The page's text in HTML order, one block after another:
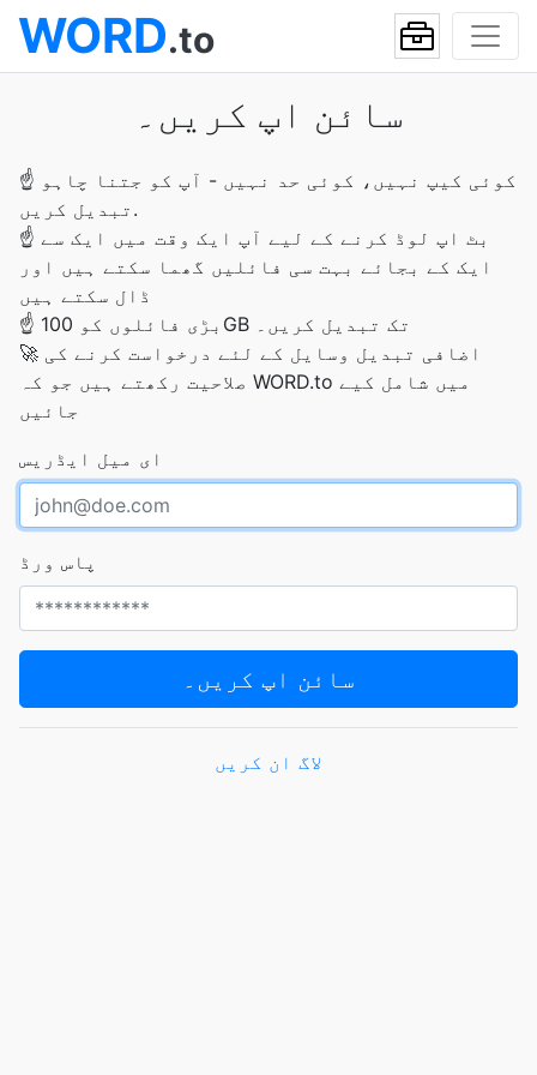
WORD.to
سائن اپ کریں۔
☝ کوئی کیپ نہیں، کوئی حد نہیں - آپ کو جتنا چاہو
تبدیل کریں.
☝ بٹ اپ لوڈ کرنے کے لیے آپ ایک وقت میں ایک سے
ایک کے بجائے بہت سی فائلیں گھما سکتے ہیں اور
ڈال سکتے ہیں
☝
بڑی فائلوں کو 100GB تک تبدیل کریں۔
🚀 اضافی تبدیل وسایل کے لئے درخواست کرنے کی
صلاحیت رکھتے ہیں جو کہ WORD.to میں شامل کیے
جائیں
ای میل ایڈریس
پاس ورڈ
سائن اپ کریں۔
لاگ ان کریں